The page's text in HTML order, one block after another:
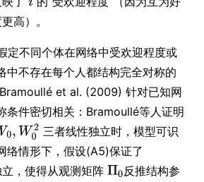
高）。
定不同个体在网络中受欢迎程度或
中不存在每个人都结构完全对称的
et al. (2009) 针对已知网
条件密切相关：Bramoullé等人证明
三者线性独立时，模型可识
络情形下，假设(A5)保证了
立，使得从观测矩阵
反推结构参